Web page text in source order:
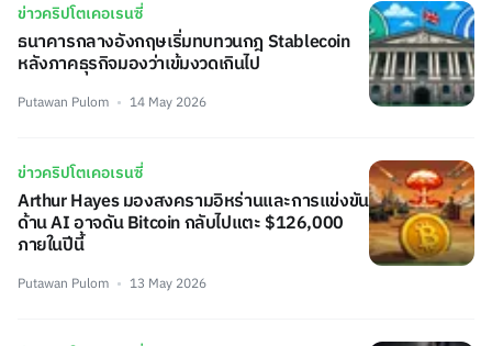
ข่าวคริปโตเคอเรนซี่
ธนาคารกลางอังกฤษเริ่มทบทวนกฎ Stablecoin
หลังภาคธุรกิจมองว่าเข้มงวดเกินไป
Putawan Pulom 14 May 2026
ข่าวคริปโตเคอเรนซี่
Arthur Hayes มองสงครามอิหร่านและการแข่งขัน
ด้าน AI อาจดัน Bitcoin กลับไปแตะ $126,000
ภายในปีนี้
Putawan Pulom 13 May 2026